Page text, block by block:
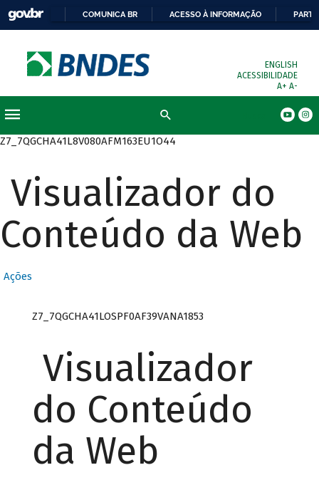
COMUNICA BR ACESSO À INFORMAÇÃO
ENGLISH
ACESSIBILIDADE
A+ A-
Z7_7QGCHA41L8V080AFM163EU1O44
Visualizador do
Conteúdo da Web
Ações
Z7_7QGCHA41LOSPF0AF39VANA1853
Visualizador
do Conteúdo
da Web
D
n
v
l
v
e
d
o
r
o